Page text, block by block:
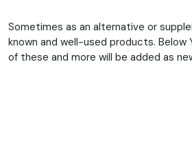
Sometimes as an alternative or
known and well-used products. Below
of these and more will be added as